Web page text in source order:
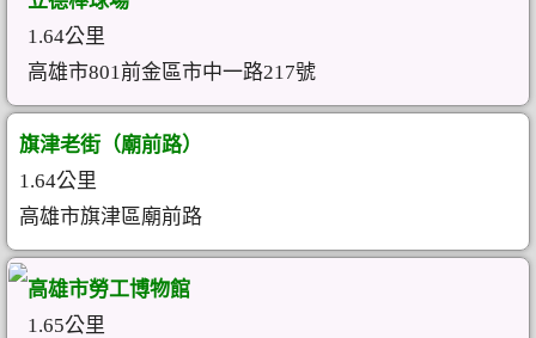
1.64公里
高雄市801前金區市中一路217號
旗津老街（廟前路）
1.64公里
高雄市旗津區廟前路
高雄市勞工博物館
1.65公里